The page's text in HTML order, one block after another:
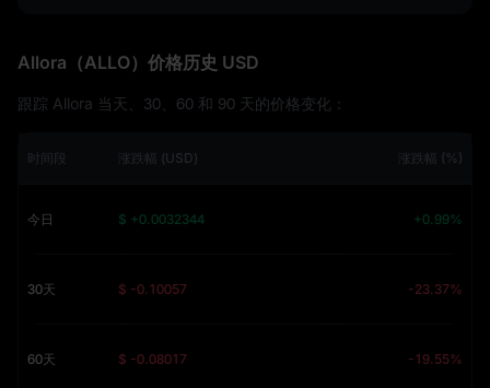
Allora（ALLO）价格历史 USD
跟踪 Allora 当天、30、60 和 90 天的价格变化：
时间段 涨跌幅 (USD) 涨跌幅 (%)
今日 $ +0.0032344 +0.99%
30天 $ -0.10057 -23.37%
60天 $ -0.08017 -19.55%